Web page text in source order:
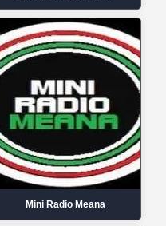
Mini Radio Meana